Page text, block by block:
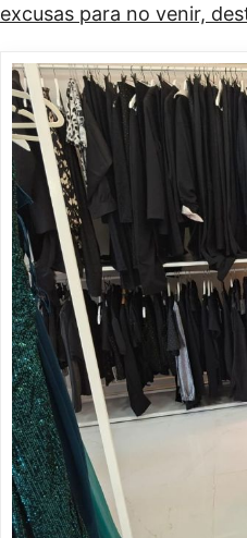
excusas para no venir,